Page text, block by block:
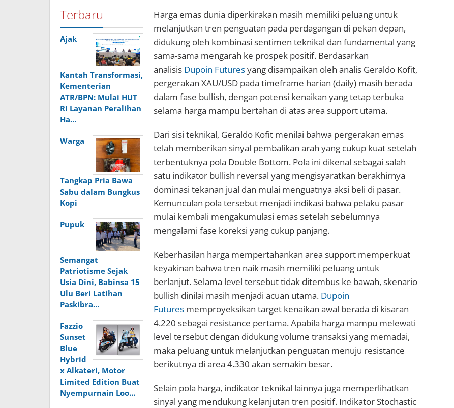
Terbaru
Ajak
Kantah Transformasi,
Kementerian
ATR/BPN: Mulai HUT
RI Layanan Peralihan
Ha…
Warga
Tangkap Pria Bawa
Sabu dalam Bungkus
Kopi
Pupuk
Semangat
Patriotisme Sejak
Usia Dini, Babinsa 15
Ulu Beri Latihan
Paskibra…
Fazzio
Sunset
Blue
Hybrid
x Alkateri, Motor
Limited Edition Buat
Nyempurnain Loo…
Harga emas dunia diperkirakan masih memiliki peluang untuk
melanjutkan tren penguatan pada perdagangan di pekan depan,
didukung oleh kombinasi sentimen teknikal dan fundamental yang
sama-sama mengarah ke prospek positif. Berdasarkan
analisis Dupoin Futuresyang disampaikan oleh analis Geraldo Kofit,
pergerakan XAU/USD pada timeframe harian (daily) masih berada
dalam fase bullish, dengan potensi kenaikan yang tetap terbuka
selama harga mampu bertahan di atas area support utama.
Dari sisi teknikal, Geraldo Kofit menilai bahwa pergerakan emas
telah memberikan sinyal pembalikan arah yang cukup kuat setelah
terbentuknya pola Double Bottom. Pola ini dikenal sebagai salah
satu indikator bullish reversal yang mengisyaratkan berakhirnya
dominasi tekanan jual dan mulai menguatnya aksi beli di pasar.
Kemunculan pola tersebut menjadi indikasi bahwa pelaku pasar
mulai kembali mengakumulasi emas setelah sebelumnya
mengalami fase koreksi yang cukup panjang.
Keberhasilan harga mempertahankan area support memperkuat
keyakinan bahwa tren naik masih memiliki peluang untuk
berlanjut. Selama level tersebut tidak ditembus ke bawah, skenario
bullish dinilai masih menjadi acuan utama. Dupoin
Futuresmemproyeksikan target kenaikan awal berada di kisaran
4.220 sebagai resistance pertama. Apabila harga mampu melewati
level tersebut dengan didukung volume transaksi yang memadai,
maka peluang untuk melanjutkan penguatan menuju resistance
berikutnya di area 4.330 akan semakin besar.
Selain pola harga, indikator teknikal lainnya juga memperlihatkan
sinyal yang mendukung kelanjutan tren positif. Indikator Stochastic